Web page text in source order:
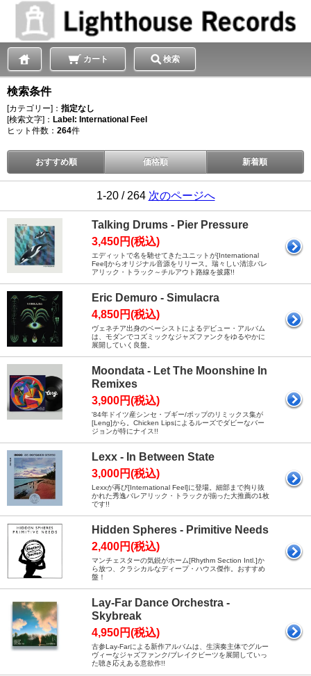
カート 検索
検索条件
[カテゴリー]： 指定なし
[検索文字]： Label: International Feel
ヒット件数： 264件
おすすめ順 価格順 新着順
1-20 / 264 次のページへ
Talking Drums - Pier Pressure
3,450円(税込)
エディットで名を馳せてきたユニットが[International
Feel]からオリジナル音源をリリース。瑞々しい清涼バレ
アリック・トラック～チルアウト路線を披露!!
Eric Demuro - Simulacra
4,850円(税込)
ヴェネチア出身のベーシストによるデビュー・アルバム
は、モダンでコズミックなジャズファンクをゆるやかに
展開していく良盤。
Moondata - Let The Moonshine In
Remixes
3,900円(税込)
'84年ドイツ産シンセ・ブギー/ポップのリミックス集が
[Leng]から。Chicken Lipsによるルーズでダビーなバー
ジョンが特にナイス!!
Lexx - In Between State
3,000円(税込)
Lexxが再び[International Feel]に登場。細部まで拘り抜
かれた秀逸バレアリック・トラックが揃った大推薦の1枚
です!!
Hidden Spheres - Primitive Needs
2,400円(税込)
マンチェスターの気鋭がホーム[Rhythm Section Intl.]か
ら放つ、クラシカルなディープ・ハウス傑作。おすすめ
盤！
Lay-Far Dance Orchestra -
Skybreak
4,950円(税込)
古参Lay-Farによる新作アルバムは、生演奏主体でグルー
ヴィーなジャズファンク/ブレイクビーツを展開していっ
た聴き応えある意欲作!!